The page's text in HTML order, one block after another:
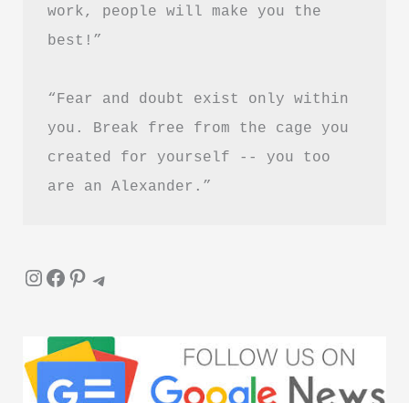
work, people will make you the
best!”
“Fear and doubt exist only within
you. Break free from the cage you
created for yourself -- you too
are an Alexander.”
InstagramFacebook Pinterest Telegram